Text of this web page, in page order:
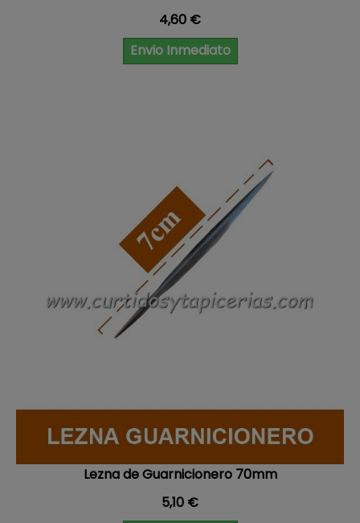
Precio
4,60 €
Envio Inmediato
Lezna de Guarnicionero 70mm
Precio
5,10 €